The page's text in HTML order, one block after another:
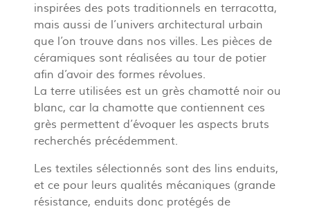
inspirées des pots traditionnels en terracotta,
mais aussi de l’univers architectural urbain
que l’on trouve dans nos villes. Les pièces de
céramiques sont réalisées au tour de potier
afin d’avoir des formes révolues.
La terre utilisées est un grès chamotté noir ou
blanc, car la chamotte que contiennent ces
grès permettent d’évoquer les aspects bruts
recherchés précédemment.
Les textiles sélectionnés sont des lins enduits,
et ce pour leurs qualités mécaniques (grande
résistance, enduits donc protégés de